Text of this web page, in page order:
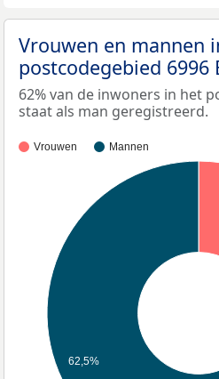
Vrouwen en mannen
postcodegebied 6996
62% van de inwoners in het
staat als man geregistreerd.
Vrouwen Mannen
62,5%